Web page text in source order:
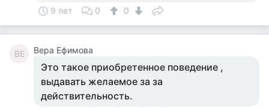
9 лет 0 0
ВЕ Вера Ефимова
Это такое приобретенное поведение ,
выдавать желаемое за за
действительность.